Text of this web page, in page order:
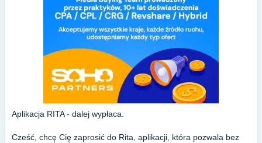
Aplikacja RITA - dalej wypłaca.
Cześć, chcę Cię zaprosić do Rita, aplikacji, która pozwala bez